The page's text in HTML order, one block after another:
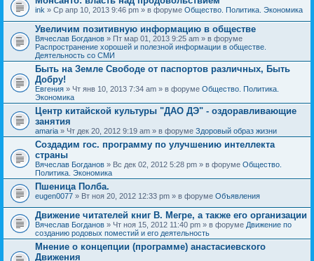
а
с
о
д
е
р
ж
и
т
о
п
р
о
с
.
я
ink » Ср апр 10, 2013 9:46 pm » в форуме Общество. Политика. Экономика
Увеличим позитивную информацию в обществе
Вячеслав Богданов » Пт мар 01, 2013 9:25 am » в форуме
Распространение хорошей и полезной информации в обществе.
Деятельность со СМИ
Быть на Земле Свободе от паспортов различных, Быть
Добру!
Евгения » Чт янв 10, 2013 7:34 am » в форуме Общество. Политика.
Экономика
Центр китайской культуры "ДАО ДЭ" - оздоравливающие
занятия
amaria » Чт дек 20, 2012 9:19 am » в форуме Здоровый образ жизни
Создадим гос. программу по улучшению интеллекта
страны
Вячеслав Богданов » Вс дек 02, 2012 5:28 pm » в форуме Общество.
Политика. Экономика
Пшеница Полба.
eugen0077 » Вт ноя 20, 2012 12:33 pm » в форуме Объявления
Движение читателей книг В. Мегре, а также его организации
Вячеслав Богданов » Чт ноя 15, 2012 11:40 pm » в форуме Движение по
созданию родовых поместий и его деятельность
Мнение о концепции (программе) анастасиевского
Движения